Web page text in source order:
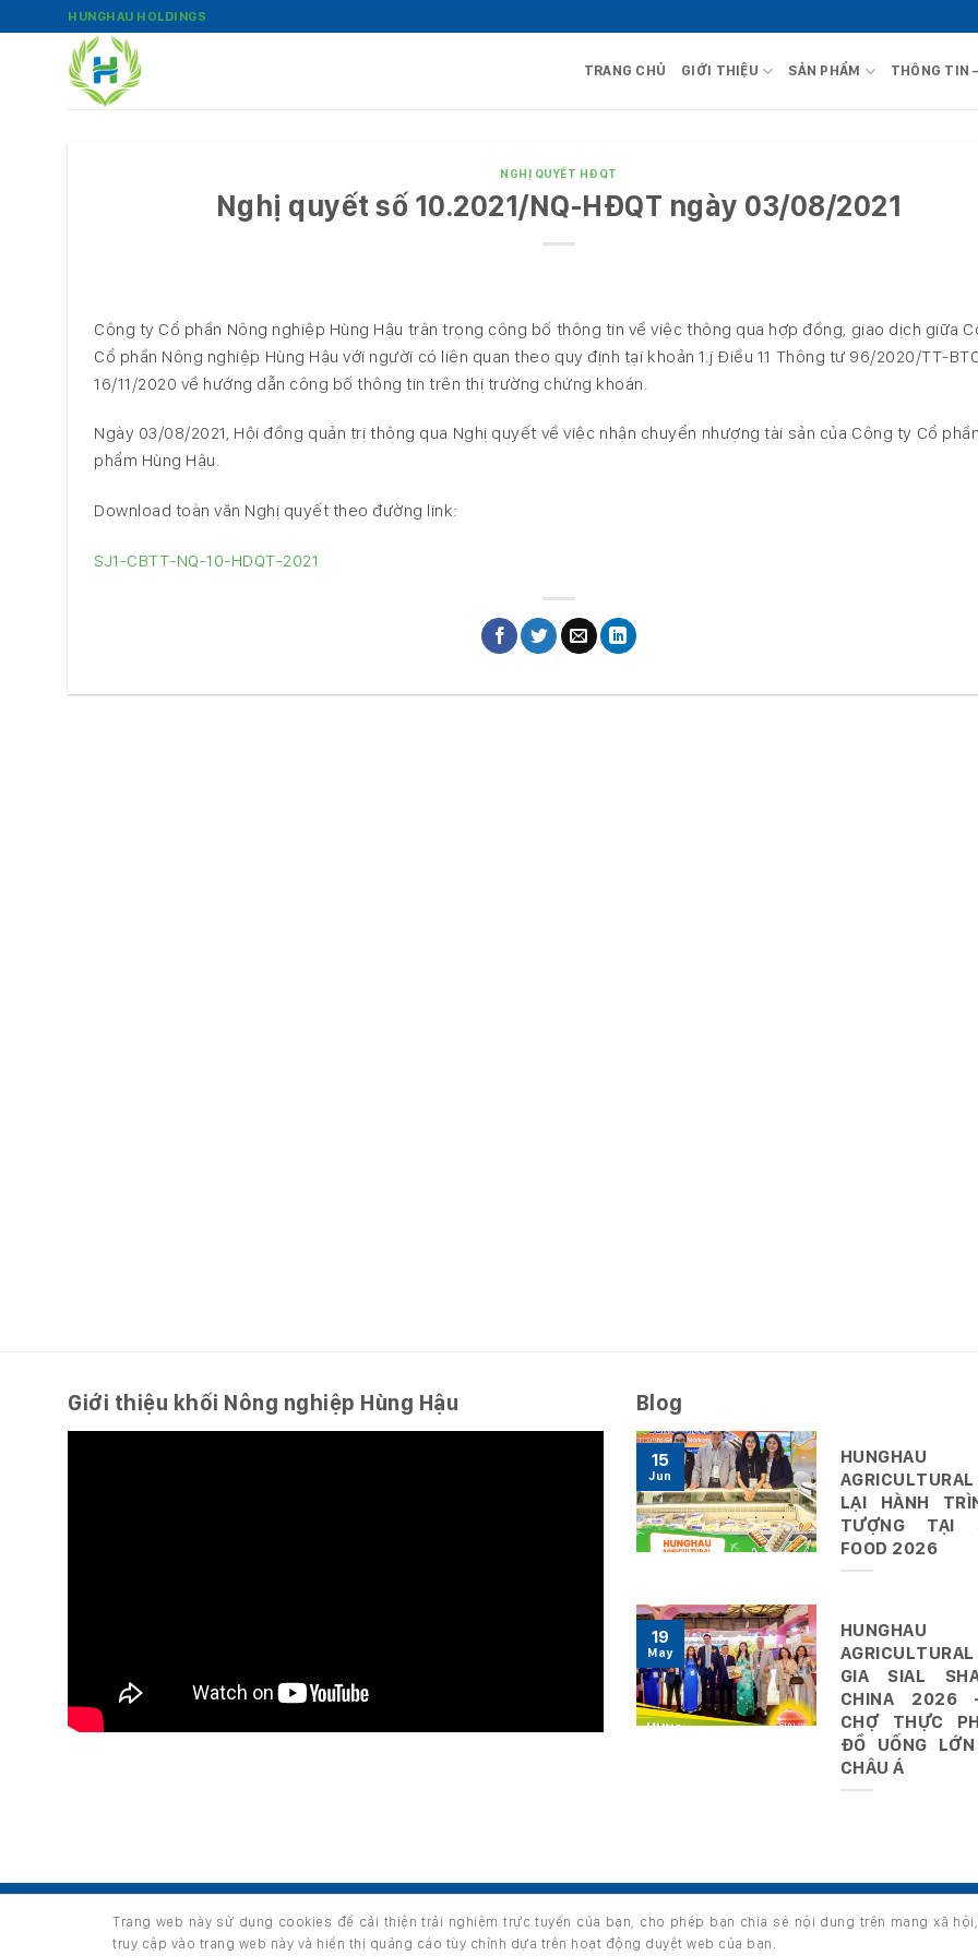
qua
HUNGHAU HOLDINGS
TRANG CHỦ GIỚI THIỆU SẢN PHẨM THÔNG TIN
NGHỊ QUYẾT HĐQT
Nghị quyết số 10.2021/NQ-HĐQT ngày 03/08/2021
Công ty Cổ phần Nông nghiệp Hùng Hậu trân trọng công bố thông tin về việc thông qua hợp đồng, giao dịch giữa
Cổ phần Nông nghiệp Hùng Hậu với người có liên quan theo quy định tại khoản 1.j Điều 11 Thông tư 96/2020/TT-
16/11/2020 về hướng dẫn công bố thông tin trên thị trường chứng khoán.
Ngày 03/08/2021, Hội đồng quản trị thông qua Nghị quyết về việc nhận chuyển nhượng tài sản của Công ty Cổ
phẩm Hùng Hậu.
Download toàn văn Nghị quyết theo đường link:
SJ1-CBTT-NQ-10-HDQT-2021
Giới thiệu khối Nông nghiệp Hùng Hậu Blog
HUNGHAU
LẠI HÀNH
TƯỢNG TẠI
FOOD 2026
15
Jun
HUNGHAU
GIA SIAL
CHINA 2026
CHỢ THỰC
ĐỒ UỐNG
CHÂU Á
19
May
GIỚI THIỆU
Copyright 2026 ©thuộc HUNGHAU HOLDINGS. All rights reserved.
Trang web này sử dụng cookies để cải thiện trải nghiệm trực tuyến của bạn, cho phép bạn chia sẻ nội dung trên mạng xã
truy cập vào trang web này và hiển thị quảng cáo tùy chỉnh dựa trên hoạt động duyệt web của bạn.